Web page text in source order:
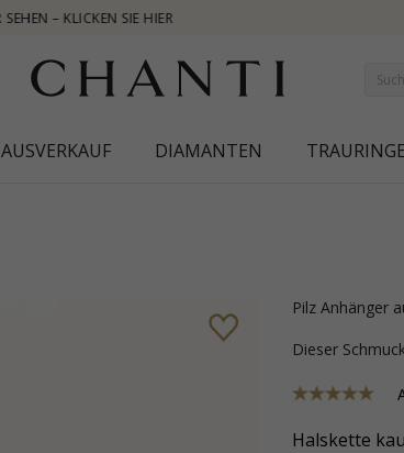
AUSVERKAUF DIAMANTEN TRAURINGE
Pilz Anhänger
Dieser
Halskette